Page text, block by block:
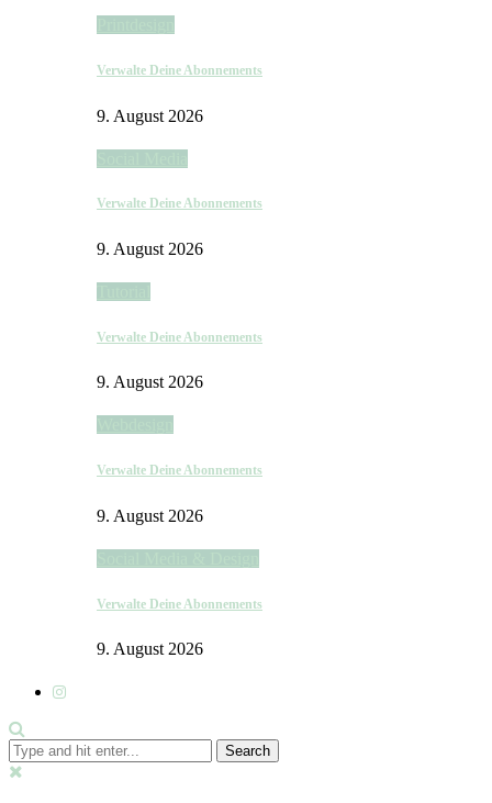
Verwalte Deine Abonnements
9. August 2026
Verwalte Deine Abonnements
9. August 2026
Verwalte Deine Abonnements
9. August 2026
Verwalte Deine Abonnements
9. August 2026
Verwalte Deine Abonnements
9. August 2026